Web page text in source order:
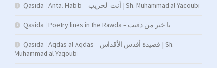
Qasida | Antal-Habib – أنت الحريب | Sh. Muhammad al-Yaqoubi
Qasida | Poetry lines in the Rawda – يا خير من دفنت
Qasida | Aqdas al-Aqdas – قصيدة أقدس الأقداس | Sh.
Muhammad al-Yaqoubi